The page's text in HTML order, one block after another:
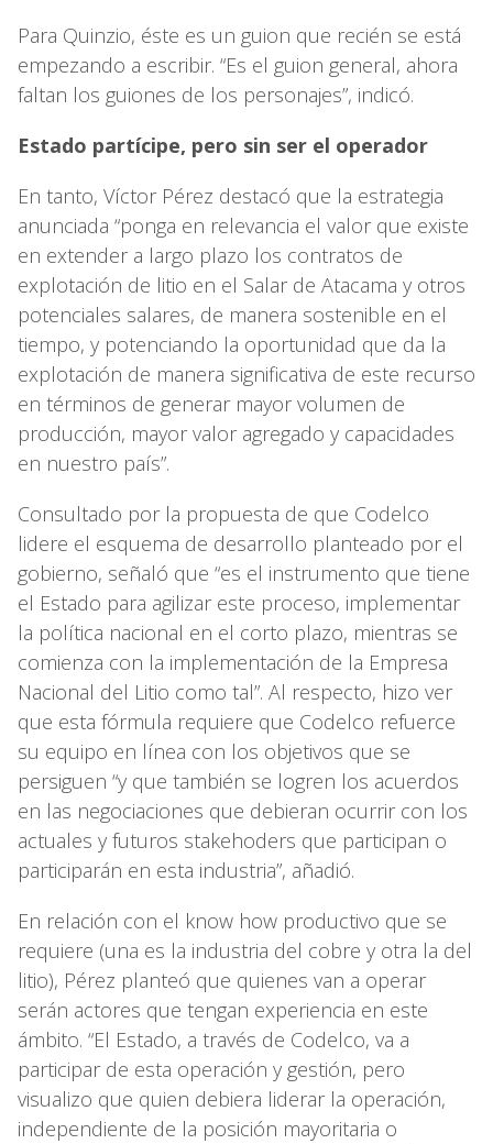
Para Quinzio, éste es un guion que recién se está
empezando a escribir. “Es el guion general, ahora
faltan los guiones de los personajes”, indicó.
Estado partícipe, pero sin ser el operador
En tanto, Víctor Pérez destacó que la estrategia
anunciada “ponga en relevancia el valor que existe
en extender a largo plazo los contratos de
explotación de litio en el Salar de Atacama y otros
potenciales salares, de manera sostenible en el
tiempo, y potenciando la oportunidad que da la
explotación de manera significativa de este recurso
en términos de generar mayor volumen de
producción, mayor valor agregado y capacidades
en nuestro país”.
Consultado por la propuesta de que Codelco
lidere el esquema de desarrollo planteado por el
gobierno, señaló que “es el instrumento que tiene
el Estado para agilizar este proceso, implementar
la política nacional en el corto plazo, mientras se
comienza con la implementación de la Empresa
Nacional del Litio como tal”. Al respecto, hizo ver
que esta fórmula requiere que Codelco refuerce
su equipo en línea con los objetivos que se
persiguen “y que también se logren los acuerdos
en las negociaciones que debieran ocurrir con los
actuales y futuros stakehoders que participan o
participarán en esta industria”, añadió.
En relación con el know how productivo que se
requiere (una es la industria del cobre y otra la del
litio), Pérez planteó que quienes van a operar
serán actores que tengan experiencia en este
ámbito. “El Estado, a través de Codelco, va a
participar de esta operación y gestión, pero
visualizo que quien debiera liderar la operación,
independiente de la posición mayoritaria o